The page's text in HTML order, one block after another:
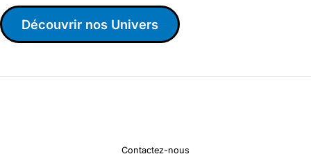
Découvrir nos Univers
Contactez-nous